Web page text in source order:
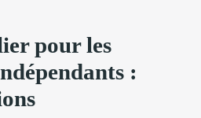
pour les
: